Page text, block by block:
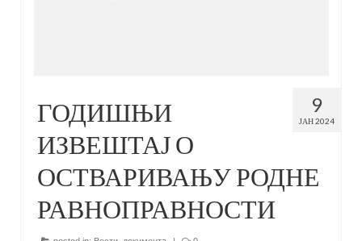
9
ЈАН 2024
ГОДИШЊИ
ИЗВЕШТАЈ О
ОСТВАРИВАЊУ РОДНЕ
РАВНОПРАВНОСТИ